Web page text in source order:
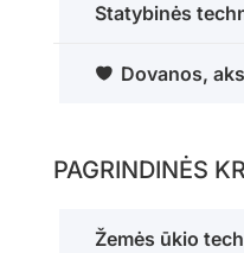
Statybinės
Dovanos,
PAGRINDINĖS
Žemės ūkio